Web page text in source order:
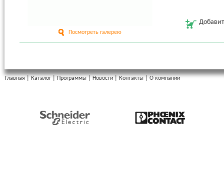
Посмотреть галерею
Главная | Каталог | Программы | Новости | Контакты | О компании